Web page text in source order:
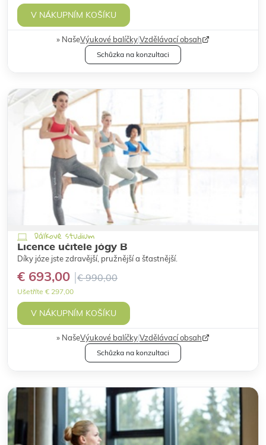
V NÁKUPNÍM KOŠÍKU
NašeVýukové balíčky|Vzdělávací obsah
Schůzka na konzultaci
Dálkové studium
Licence učitele jógy B
Díky józe jste zdravější, pružnější a šťastnější.
€ 693,00 € 990,00
Ušetříte € 297,00
V NÁKUPNÍM KOŠÍKU
NašeVýukové balíčky|Vzdělávací obsah
Schůzka na konzultaci